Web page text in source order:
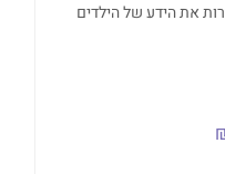
את הידע של הילדים